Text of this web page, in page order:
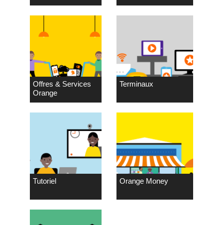
Offres & Services
Orange
Terminaux
Tutoriel Orange Money